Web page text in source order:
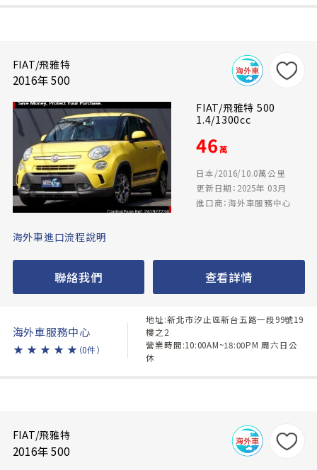
FIAT/飛雅特
2016年 500
FIAT/飛雅特 500
1.4/1300cc
46萬
日本/2016/10.0萬公里
更新日期：2025年 03月
進口商：海外車服務中心
海外車進口流程說明
聯絡我們 查看詳情
海外車服務中心
★ ★ ★ ★ ★ （0件）
地址:新北市汐止區新台五路一段99號19
樓之2
營業時間:10:00AM~18:00PM 周六日公
休
FIAT/飛雅特
2016年 500